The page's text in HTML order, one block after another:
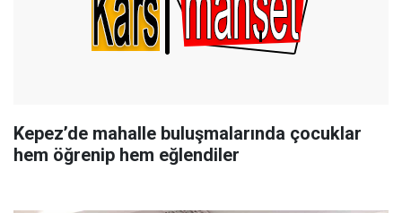
Kepez’de mahalle buluşmalarında çocuklar
hem öğrenip hem eğlendiler